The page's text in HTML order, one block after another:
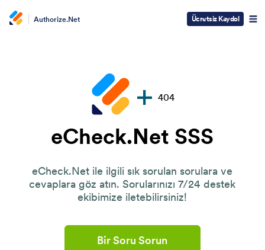
Authorize.Net Ücretsiz Kaydol
404
eCheck.Net SSS
eCheck.Net ile ilgili sık sorulan sorulara ve
cevaplara göz atın. Sorularınızı 7/24 destek
ekibimize iletebilirsiniz!
Bir Soru Sorun